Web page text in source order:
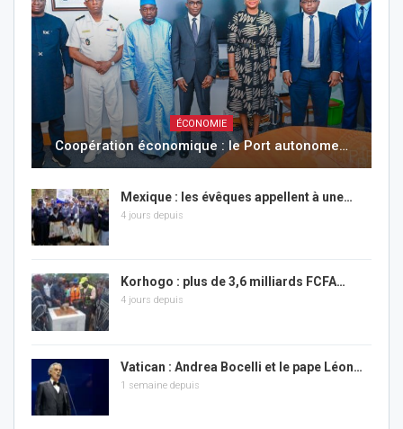
ÉCONOMIE
Coopération économique : le Port autonome…
Mexique : les évêques appellent à une…
4 jours depuis
Korhogo : plus de 3,6 milliards FCFA…
4 jours depuis
Vatican : Andrea Bocelli et le pape Léon…
1 semaine depuis